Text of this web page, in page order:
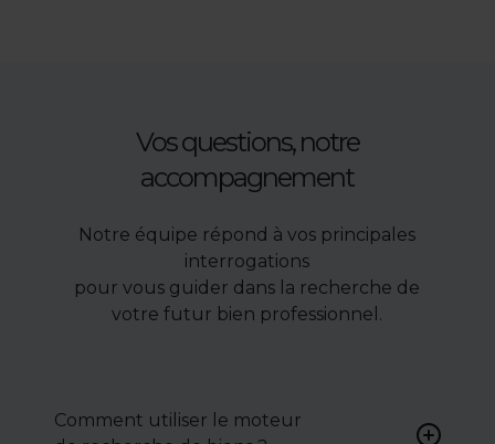
Vos questions, notre
accompagnement
Notre équipe répond à vos principales
interrogations
pour vous guider dans la recherche de
votre futur bien professionnel.
Comment utiliser le moteur